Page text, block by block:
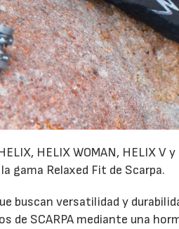
HELIX WOMAN, HELIX V
gama Relaxed Fit de Scarpa.
buscan versatilidad y
de SCARPA mediante una